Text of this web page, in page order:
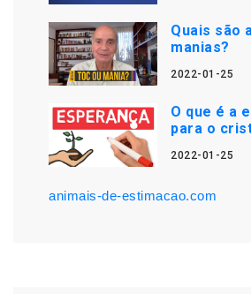
Quais são
manias?
2022-01-25
O que é a
para o
2022-01-25
animais-de-estimacao.com